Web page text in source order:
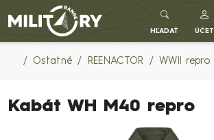
Army shop MILITARY RANGE SK
HĽADAŤ ÚČET
Ostatné REENACTOR WWII repro
Kabát WH M40 repro